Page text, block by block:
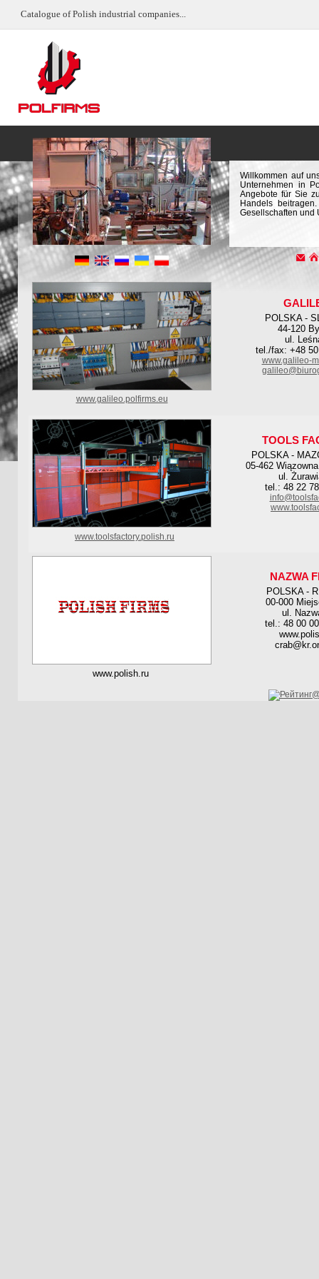
Catalogue of Polish industrial companies...
Willkommen auf
Unternehmen in
Angebote für Sie
Handels
Gesellschaften und
POLSKA -
44-120
ul.
tel./fax: +48
www.galileo-
www.galileo.polfirms.eu
TOOLS
POLSKA -
05-462
ul.
tel.: 48 22
www.toolsfactory.polish.ru
NAZWA
POLSKA -
00-000
ul.
tel.: 48 00
www.polish.ru